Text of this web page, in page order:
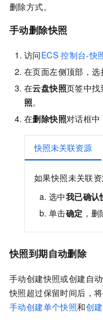
删除方式。
手动删除快照
访问ECS 控制台-快
在页面左侧顶部，选
在云盘快照页签中
照。
在删除快照对话框中
快照未关联资源
如果快照未关联
选中我已确认
单击确定 ，删
快照到期自动删除
手动创建快照或创建自
快照超过保留时间后，
手动创建单个快照和创